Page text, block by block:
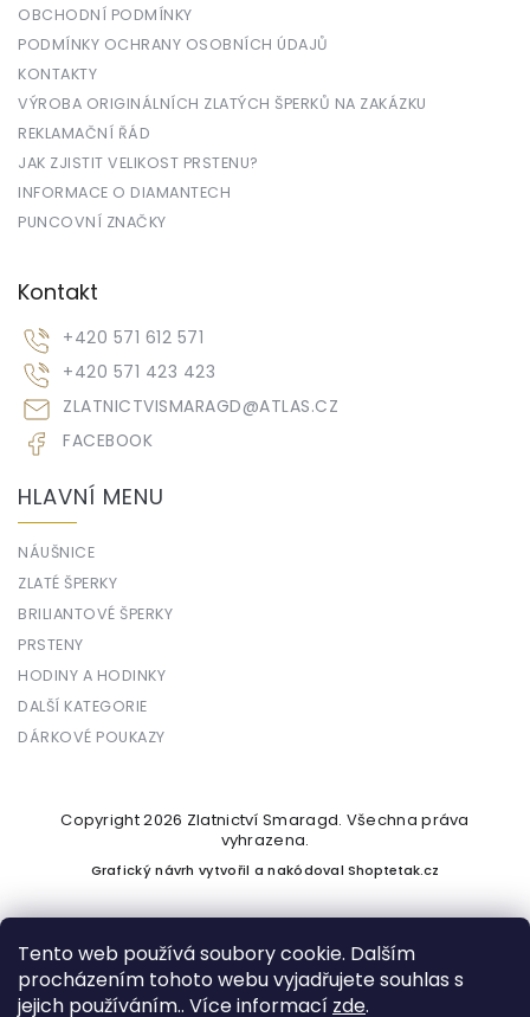
Tento web používá soubory cookie. Dalším
procházením tohoto webu vyjadřujete souhlas s
jejich používáním.. Více informací zde.
OBCHODNÍ PODMÍNKY
PODMÍNKY OCHRANY OSOBNÍCH ÚDAJŮ
KONTAKTY
VÝROBA ORIGINÁLNÍCH ZLATÝCH ŠPERKŮ NA ZAKÁZKU
REKLAMAČNÍ ŘÁD
JAK ZJISTIT VELIKOST PRSTENU?
INFORMACE O DIAMANTECH
PUNCOVNÍ ZNAČKY
Kontakt
ZLATNICTVISMARAGD@ATLAS.CZ
+420 571 612 571
+420 571 423 423
FACEBOOK
HLAVNÍ MENU
NÁUŠNICE
ZLATÉ ŠPERKY
BRILIANTOVÉ ŠPERKY
PRSTENY
HODINY A HODINKY
DALŠÍ KATEGORIE
DÁRKOVÉ POUKAZY
Vytvořil Shoptet
Copyright 2026 Zlatnictví Smaragd. Všechna práva
vyhrazena.
Grafický návrh vytvořil a nakódovalShoptetak.cz